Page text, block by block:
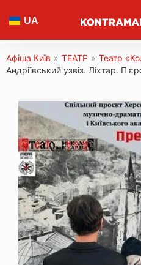
UA
Афіша Київ » ТЕАТР » Театр
Андріївський узвіз. Ліхтар.